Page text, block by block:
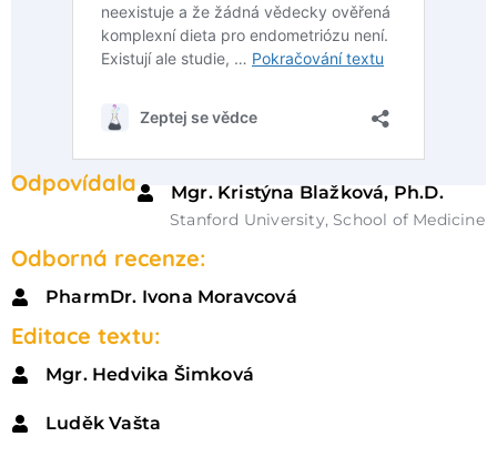
Odpovídala Mgr. Kristýna Blažková, Ph.D.
Stanford University, School of Medicine
Odborná recenze:
PharmDr. Ivona Moravcová
Editace textu:
Mgr. Hedvika Šimková
Luděk Vašta